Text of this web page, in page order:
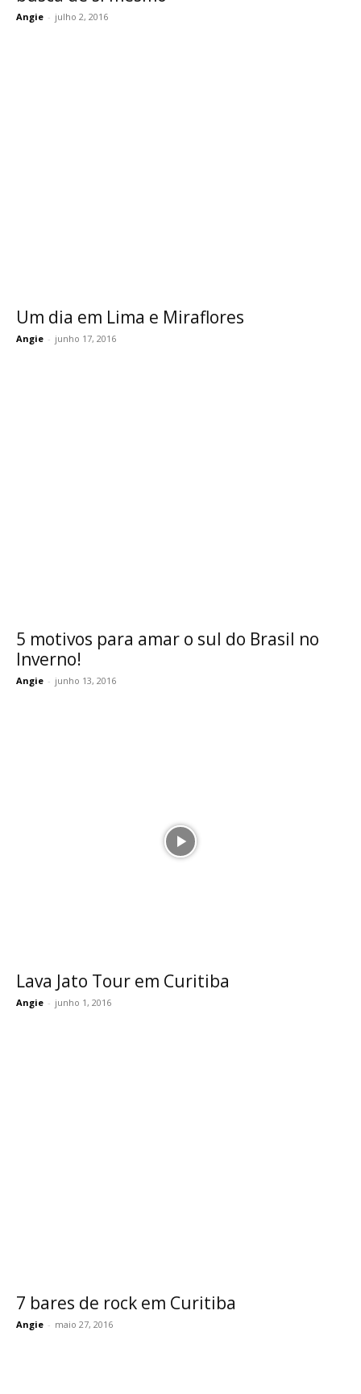
Angie - julho 2, 2016
Um dia em Lima e Miraflores
Angie - junho 17, 2016
5 motivos para amar o sul do Brasil no
Inverno!
Angie - junho 13, 2016
Lava Jato Tour em Curitiba
Angie - junho 1, 2016
7 bares de rock em Curitiba
Angie - maio 27, 2016